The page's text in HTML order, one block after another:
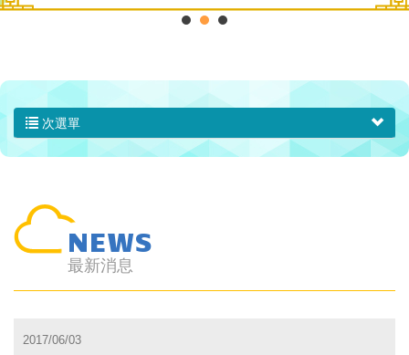
次選單
NEWS
最新消息
2017/06/03